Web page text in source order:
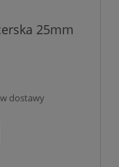
25mm
dostawy